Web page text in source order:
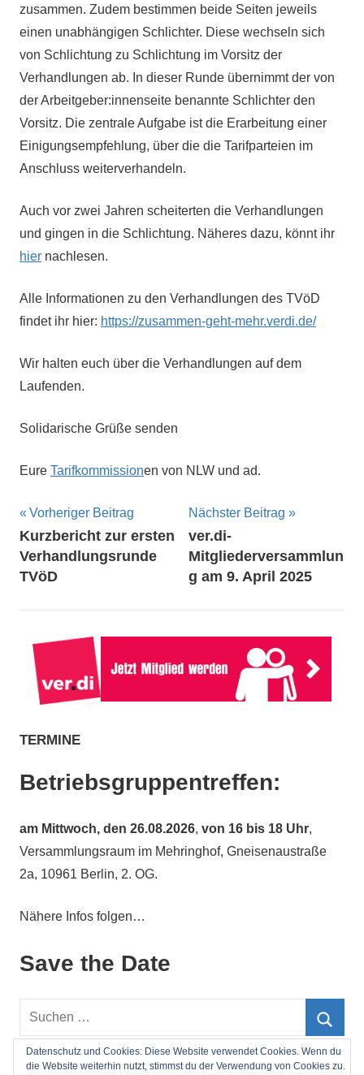
zusammen. Zudem bestimmen beide Seiten jeweils
einen unabhängigen Schlichter. Diese wechseln sich
von Schlichtung zu Schlichtung im Vorsitz der
Verhandlungen ab. In dieser Runde übernimmt der von
der Arbeitgeber:innenseite benannte Schlichter den
Vorsitz. Die zentrale Aufgabe ist die Erarbeitung einer
Einigungsempfehlung, über die die Tarifparteien im
Anschluss weiterverhandeln.
Auch vor zwei Jahren scheiterten die Verhandlungen
und gingen in die Schlichtung. Näheres dazu, könnt ihr
hier nachlesen.
Alle Informationen zu den Verhandlungen des TVöD
findet ihr hier: https://zusammen-geht-mehr.verdi.de/
Wir halten euch über die Verhandlungen auf dem
Laufenden.
Solidarische Grüße senden
Eure Tarifkommissionen von NLW und ad.
Beitragsnavigation
Vorheriger Beitrag
Kurzbericht zur ersten
Verhandlungsrunde
TVöD
Nächster Beitrag
ver.di-
Mitgliederversammlun
g am 9. April 2025
TERMINE
Betriebsgruppentreffen:
am Mittwoch, den 26.08.2026, von 16 bis 18 Uhr,
Versammlungsraum im Mehringhof, Gneisenaustraße
2a, 10961 Berlin, 2. OG.
Nähere Infos folgen…
Save the Date
Suchen
Datenschutz und Cookies: Diese Website verwendet Cookies. Wenn du
die Website weiterhin nutzt, stimmst du der Verwendung von Cookies zu.